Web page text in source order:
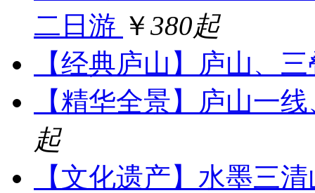
二日游 ￥380起
【经典庐山】庐山、
【精华全景】庐山一
起
【文化遗产】水墨三